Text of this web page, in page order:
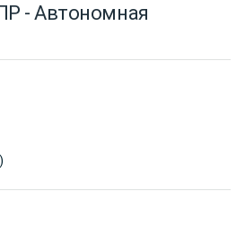
- Автономная